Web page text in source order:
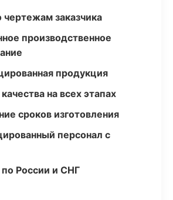
чертежам заказчика
производственное
продукция
на всех этапах
сроков изготовления
персонал с
России и СНГ